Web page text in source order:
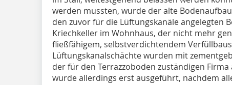
werden mussten, wurde der alte
den zuvor für die Lüftungskanäle angelegten
Kriechkeller im Wohnhaus, der nicht mehr
fließfähigem, selbstverdichtendem
Lüftungskanalschächte wurden mit
der für den Terrazzoboden zuständigen
wurde allerdings erst ausgeführt, nachdem